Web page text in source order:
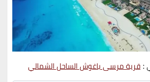
:قرية مرسى باغوش الساحل الشمالي